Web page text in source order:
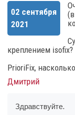
02 сентября
2021
креплением isofix?
PrioriFix,
Дмитрий
Здравствуйте.